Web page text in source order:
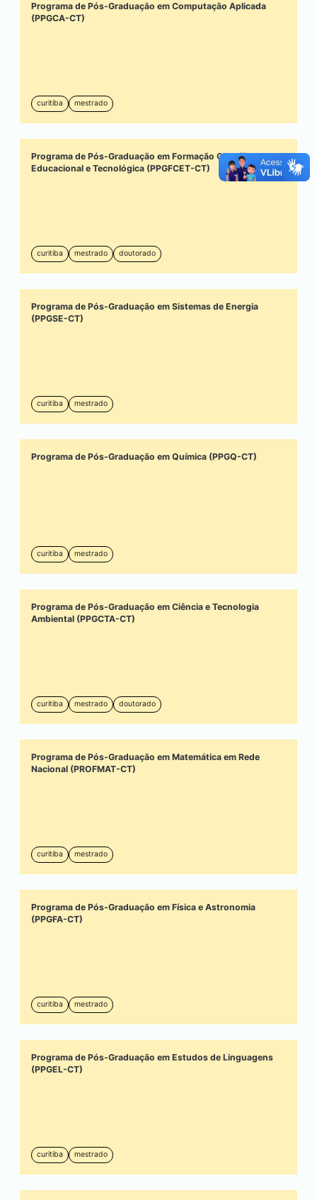
Programa de Pós-Graduação em Computação Aplicada
(PPGCA-CT)
curitiba mestrado
Programa de Pós-Graduação em Formação Científica,
Educacional e Tecnológica (PPGFCET-CT)
curitiba mestrado doutorado
Programa de Pós-Graduação em Sistemas de Energia
(PPGSE-CT)
curitiba mestrado
Programa de Pós-Graduação em Química (PPGQ-CT)
curitiba mestrado
Programa de Pós-Graduação em Ciência e Tecnologia
Ambiental (PPGCTA-CT)
curitiba mestrado doutorado
Programa de Pós-Graduação em Matemática em Rede
Nacional (PROFMAT-CT)
curitiba mestrado
Programa de Pós-Graduação em Física e Astronomia
(PPGFA-CT)
curitiba mestrado
Programa de Pós-Graduação em Estudos de Linguagens
(PPGEL-CT)
curitiba mestrado